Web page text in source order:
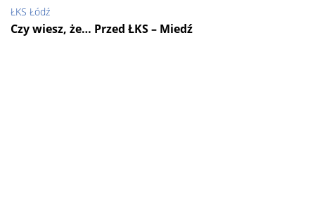
ŁKS Łódź
Czy wiesz, że… Przed ŁKS – Miedź